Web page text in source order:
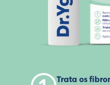
Trata os